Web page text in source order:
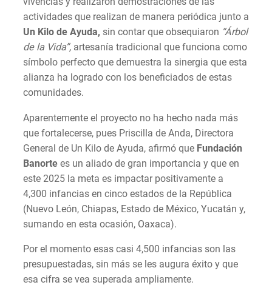
actividades que realizan de manera periódica junto a
Un Kilo de Ayuda, sin contar que obsequiaron “Árbol
de la Vida”, artesanía tradicional que funciona como
símbolo perfecto que demuestra la sinergia que esta
alianza ha logrado con los beneficiados de estas
comunidades.
Aparentemente el proyecto no ha hecho nada más
que fortalecerse, pues Priscilla de Anda, Directora
General de Un Kilo de Ayuda, afirmó que Fundación
Banorte es un aliado de gran importancia y que en
este 2025 la meta es impactar positivamente a
4,300 infancias en cinco estados de la República
(Nuevo León, Chiapas, Estado de México, Yucatán y,
sumando en esta ocasión, Oaxaca).
Por el momento esas casi 4,500 infancias son las
presupuestadas, sin más se les augura éxito y que
esa cifra se vea superada ampliamente.